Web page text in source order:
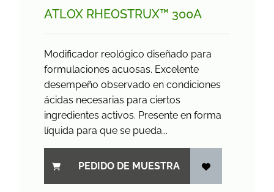
ATLOX RHEOSTRUX™ 300A
Modificador reológico diseñado para
formulaciones acuosas. Excelente
desempeño observado en condiciones
ácidas necesarias para ciertos
ingredientes activos. Presente en forma
líquida para que se pueda...
PEDIDO DE MUESTRA